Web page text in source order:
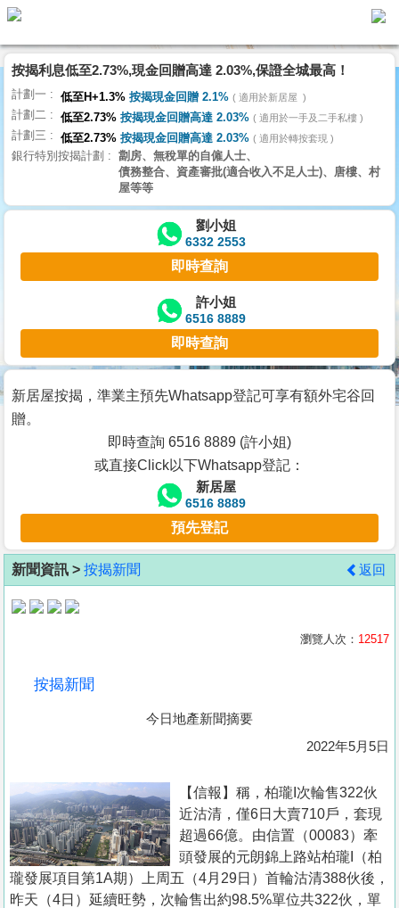
理
主
頁
搵
樓/
交
業
主
宅
谷
按
客
地
產
置
業
手
冊
按揭利息低至2.73%,現金回贈高達 2.03%,保證全城最高！
計劃一 低至H+1.3% 按揭現金回贈 2.1% 適用於新居屋
計劃二 低至2.73% 按揭現金回贈高達 2.03% 適用於一手及二手私樓
計劃三 低至2.73% 按揭現金回贈高達 2.03% 適用於轉按套現
銀行特別按揭計劃
劏房、無稅單的自僱人士、
債務整合、資產審批(適合收入不足人士)、唐樓、村
屋等等
劉小姐
6332 2553
即時查詢
許小姐
6516 8889
即時查詢
新居屋按揭，準業主預先Whatsapp登記可享有額外宅谷回
贈。
即時查詢 6516 8889 (許小姐)
或直接Click以下Whatsapp登記：
新居屋
6516 8889
預先登記
新聞資訊 > 按揭新聞 返回
瀏覽人次： 12517
按揭新聞
今日地產新聞摘要
2022年5月5日
【信報】稱，柏瓏I次輪售322伙
近沽清，僅6日大賣710戶，套現
超過66億。由信置（00083）牽
頭發展的元朗錦上路站柏瓏I（柏
瓏發展項目第1A期）上周五（4月29日）首輪沽清388伙後，
昨天（4日）延續旺勢，次輪售出約98.5%單位共322伙，單